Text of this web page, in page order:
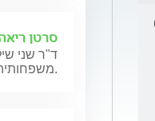
סרטן
ד"ר שני
משפחותיהם.